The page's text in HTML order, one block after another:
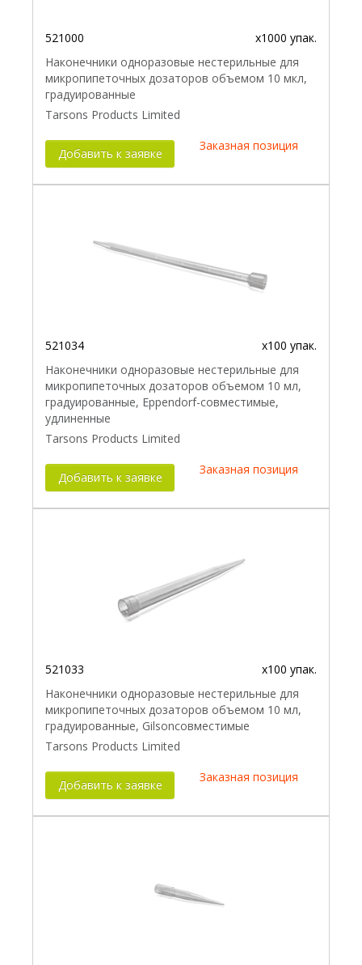
521000
x1000 упак.
Наконечники одноразовые нестерильные для
микропипеточных дозаторов объемом 10 мкл,
градуированные
Tarsons Products Limited
Добавить к заявке
Заказная позиция
521034
x100 упак.
Наконечники одноразовые нестерильные для
микропипеточных дозаторов объемом 10 мл,
градуированные, Eppendorf-совместимые,
удлиненные
Tarsons Products Limited
Добавить к заявке
Заказная позиция
521033
x100 упак.
Наконечники одноразовые нестерильные для
микропипеточных дозаторов объемом 10 мл,
градуированные, Gilsonсовместимые
Tarsons Products Limited
Добавить к заявке
Заказная позиция